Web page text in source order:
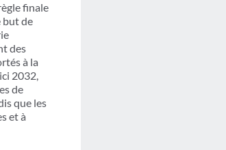
finale
but de
des
à la
2032,
de
que les
et à